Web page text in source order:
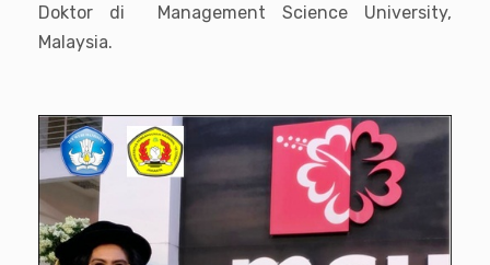
Doktor di Management Science University,
Malaysia.